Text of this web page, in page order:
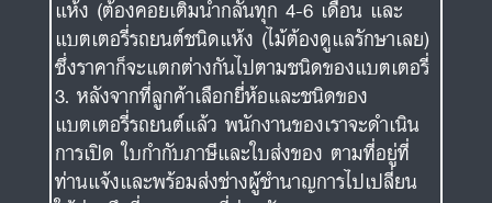
ท่านแจ้งและพร้อมส่งช่างผู้ชำนาญการไปเปลี่ยน
ให้ท่านถึงที่ ตามเวลาที่ท่านนัดหมาย
เมื่อใกล้เวาลาที่ท่านนัดหมายและพนักงานช่าง
ถึงที่หมายจะทำการโทรแจ้งลูกค้า ว่าช่างของบริ
ษัทฯเราเดินทางถึงท่านแล้ว
เมื่อท่านมาถึงที่รถยนต์ พนักงานช่างจะทำการ